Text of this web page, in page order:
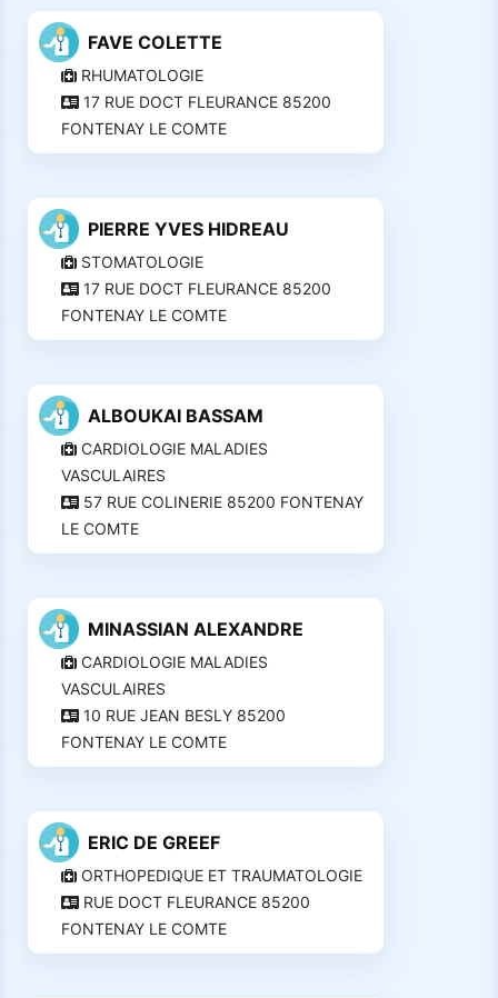
FAVE COLETTE
RHUMATOLOGIE
17 RUE DOCT FLEURANCE 85200
FONTENAY LE COMTE
PIERRE YVES HIDREAU
STOMATOLOGIE
17 RUE DOCT FLEURANCE 85200
FONTENAY LE COMTE
ALBOUKAI BASSAM
CARDIOLOGIE MALADIES
VASCULAIRES
57 RUE COLINERIE 85200 FONTENAY
LE COMTE
MINASSIAN ALEXANDRE
CARDIOLOGIE MALADIES
VASCULAIRES
10 RUE JEAN BESLY 85200
FONTENAY LE COMTE
ERIC DE GREEF
ORTHOPEDIQUE ET TRAUMATOLOGIE
RUE DOCT FLEURANCE 85200
FONTENAY LE COMTE